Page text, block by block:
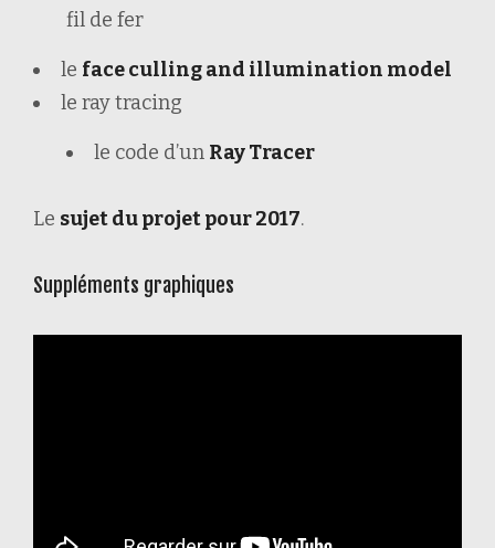
fil de fer
le face culling and illumination model
le ray tracing
le code d’un Ray Tracer
Le sujet du projet pour 2017.
Suppléments graphiques